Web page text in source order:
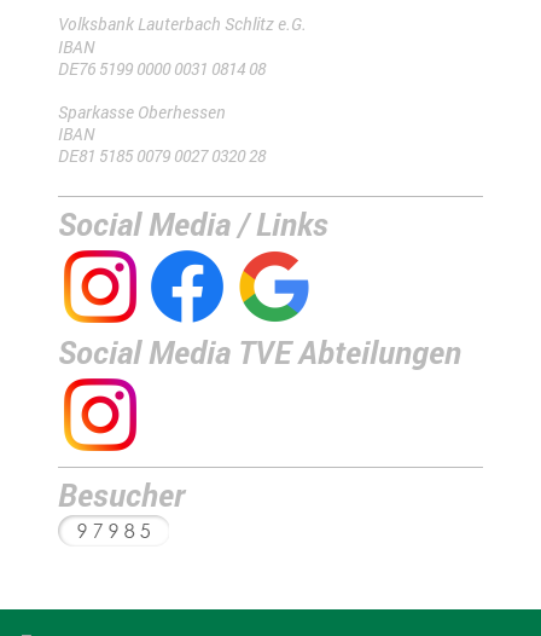
Volksbank Lauterbach Schlitz e.G.
IBAN
DE76 5199 0000 0031 0814 08
Sparkasse Oberhessen
IBAN
DE81 5185 0079 0027 0320 28
Social Media / Links
Social Media TVE Abteilungen
Besucher